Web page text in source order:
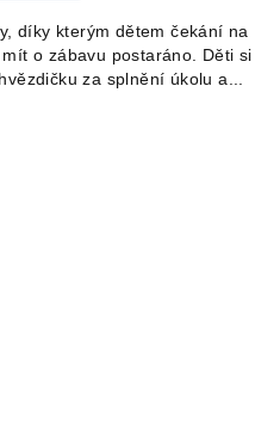
díky kterým dětem čekání na
o zábavu postaráno. Děti si
za splnění úkolu a...